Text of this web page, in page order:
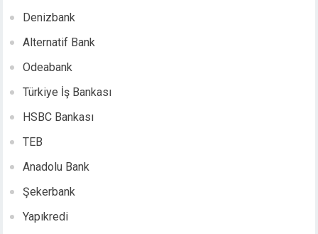
panel
panel
panel
panel
panel
panel
panel
panel
panel
Denizbank
Alternatif Bank
Odeabank
Türkiye İş Bankası
HSBC Bankası
TEB
Anadolu Bank
Şekerbank
Yapıkredi